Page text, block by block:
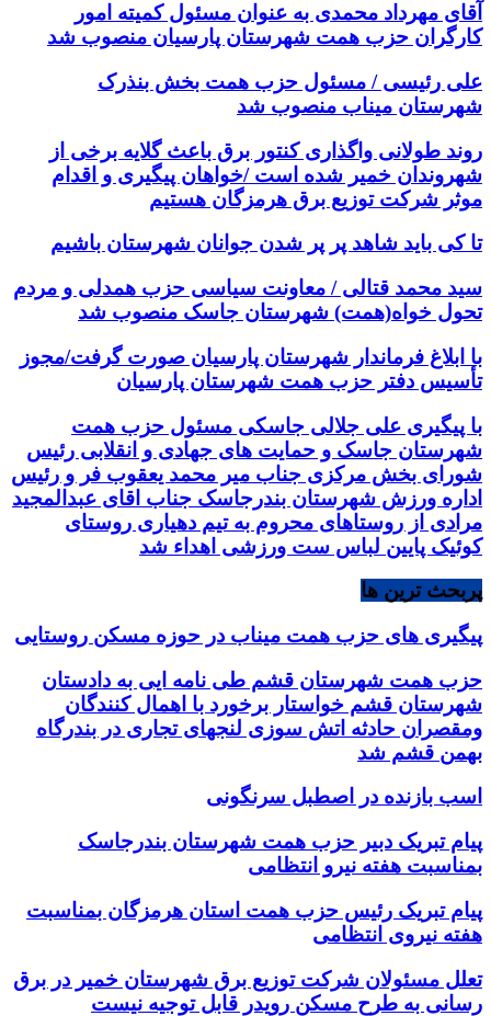
آقای مهرداد محمدی به عنوان مسئول کمیته امور
کارگران حزب همت شهرستان پارسیان منصوب شد
علی رئیسی / مسئول حزب همت بخش بنذرک
شهرستان میناب منصوب شد
روند طولانی واگذاری کنتور برق باعث گلایه برخی از
شهروندان خمیر شده است /خواهان پیگیری و اقدام
موثر شرکت توزیع برق هرمزگان هستیم
تا کی باید شاهد پر پر شدن جوانان شهرستان باشیم
سید محمد قتالی / معاونت سیاسی حزب همدلی و مردم
تحول خواه(همت) شهرستان جاسک منصوب شد
با ابلاغ فرماندار شهرستان پارسیان صورت گرفت/مجوز
تأسیس دفتر حزب همت شهرستان پارسیان
با پیگیری علی جلالی جاسکی مسئول حزب همت
شهرستان جاسک و حمایت های جهادی و انقلابی رئیس
شورای بخش مرکزی جناب میر محمد یعقوب فر و رئیس
اداره ورزش شهرستان بندرجاسک جناب اقای عبدالمجید
مرادی از روستاهای محروم به تیم دهیاری روستای
کوئیک پایین لباس ست ورزشی اهداء شد
پربحث ترین ها
پیگیری های حزب همت میناب در حوزه مسکن روستایی
حزب همت شهرستان قشم طی نامه ایی به دادستان
شهرستان قشم خواستار برخورد با اهمال کنندگان
ومقصران حادثه اتش سوزی لنجهای تجاری در بندرگاه
بهمن قشم شد
اسب بازنده در اصطبل سرنگونی
پیام تبریک دبیر حزب همت شهرستان بندرجاسک
بمناسبت هفته نیرو انتظامی
پیام تبریک رئیس حزب همت استان هرمزگان بمناسبت
هفته نیروی انتظامی
تعلل مسئولان شرکت توزیع برق شهرستان خمیر در برق
رسانی به طرح مسکن رویدر قابل توجیه نیست